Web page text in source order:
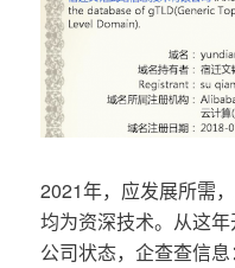
2021年，应发展所需
均为资深技术。从这
公司状态，企查查信息：